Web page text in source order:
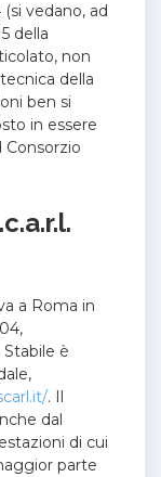
vedano, ad
della
non
della
ben si
in essere
Consorzio
a Roma in
Stabile è
. Il
dal
di cui
parte